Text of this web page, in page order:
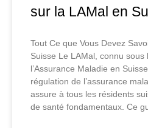
sur la LAMal en
Tout Ce que Vous Devez
Suisse Le LAMal, connu
l’Assurance Maladie en
régulation de l’assurance
assure à tous les résidents
de santé fondamentaux. Ce